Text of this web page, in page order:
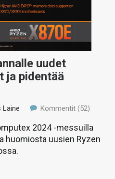
uudet
ja pidentää
Laine Kommentit (52)
2024 -messuilla
huomiosta uusien Ryzen